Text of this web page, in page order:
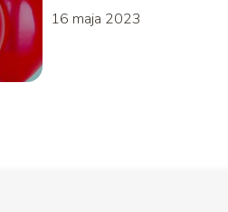
gości
16 maja 2023